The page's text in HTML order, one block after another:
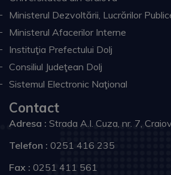
Ministerul Dezvoltării, Lucrărilor
Ministerul Afacerilor Interne
Instituţia Prefectului Dolj
Consiliul Judeţean Dolj
Sistemul Electronic Naţional
Contact
Adresa : Strada A.I. Cuza, nr. 7,
Telefon : 0251 416 235
Fax : 0251 411 561